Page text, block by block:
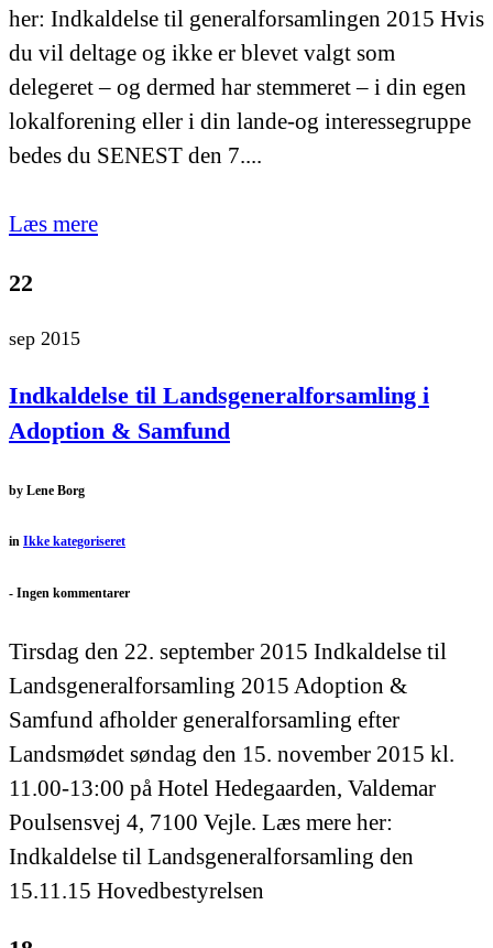
her: Indkaldelse til generalforsamlingen 2015 Hvis
du vil deltage og ikke er blevet valgt som
delegeret – og dermed har stemmeret – i din egen
lokalforening eller i din lande-og interessegruppe
bedes du SENEST den 7....
Læs mere
22
sep 2015
Indkaldelse til Landsgeneralforsamling i
Adoption & Samfund
by Lene Borg
in Ikke kategoriseret
- Ingen kommentarer
Tirsdag den 22. september 2015 Indkaldelse til
Landsgeneralforsamling 2015 Adoption &
Samfund afholder generalforsamling efter
Landsmødet søndag den 15. november 2015 kl.
11.00-13:00 på Hotel Hedegaarden, Valdemar
Poulsensvej 4, 7100 Vejle. Læs mere her:
Indkaldelse til Landsgeneralforsamling den
15.11.15 Hovedbestyrelsen